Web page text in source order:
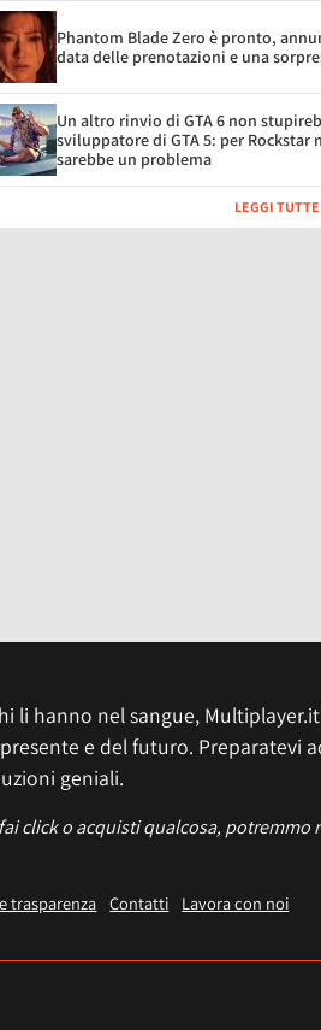
Phantom Blade Zero è pronto,
data delle prenotazioni e una
Un altro rinvio di GTA 6 non
sviluppatore di GTA 5: per Rockstar
sarebbe un problema
LEGGI
li hanno nel sangue,
e del futuro. Preparatevi
geniali.
click o acquisti qualcosa, potremmo
trasparenza Contatti
Lavora con noi